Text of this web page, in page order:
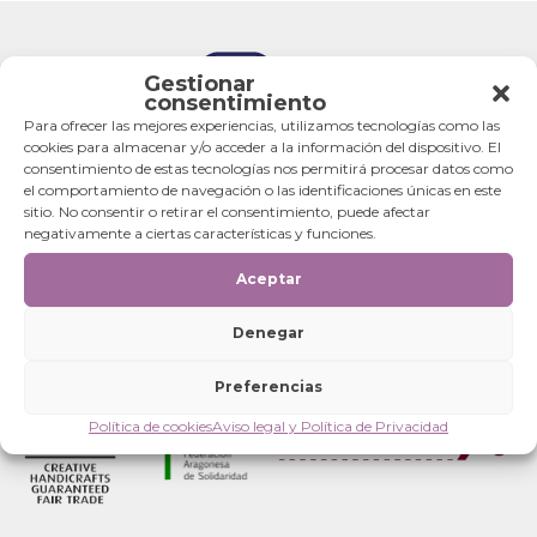
Gestionar
consentimiento
Para ofrecer las mejores experiencias, utilizamos tecnologías como las
cookies para almacenar y/o acceder a la información del dispositivo. El
consentimiento de estas tecnologías nos permitirá procesar datos como
el comportamiento de navegación o las identificaciones únicas en este
sitio. No consentir o retirar el consentimiento, puede afectar
negativamente a ciertas características y funciones.
Aceptar
Denegar
Preferencias
Política de cookiesAviso legal y Política de Privacidad